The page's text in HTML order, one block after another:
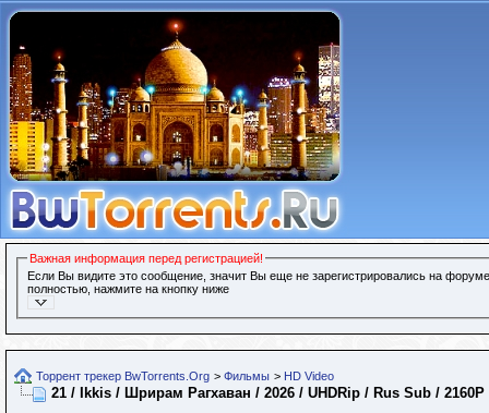
Важная информация перед регистрацией!
Если Вы видите это сообщение, значит Вы еще не зарегистрировались на
полностью, нажмите на кнопку ниже
Торрент трекер BwTorrents.Org > Фильмы > HD Video
21 / Ikkis / Шрирам Рагхаван / 2026 / UHDRip / Rus Sub / 2160P